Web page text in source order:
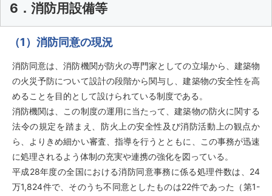
6．消防用設備等
（1）消防同意の現況
消防同意は、消防機関が防火の専門家としての立場から、建築物
の火災予防について設計の段階から関与し、建築物の安全性を高
めることを目的として設けられている制度である。
消防機関は、この制度の運用に当たって、建築物の防火に関する
法令の規定を踏まえ、防火上の安全性及び消防活動上の観点か
ら、よりきめ細かい審査、指導を行うとともに、この事務が迅速
に処理されるよう体制の充実や連携の強化を図っている。
平成28年度の全国における消防同意事務に係る処理件数は、24
万1,824件で、そのうち不同意としたものは22件であった（第1-